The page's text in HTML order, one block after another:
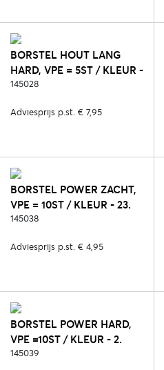
BORSTEL HOUT LANG
HARD, VPE = 5ST / KLEUR -
127. ORANJE
145028
Adviesprijs p.st. € 7,95
BORSTEL POWER ZACHT,
VPE = 10ST / KLEUR - 23.
ROZE
145038
Adviesprijs p.st. € 4,95
BORSTEL POWER HARD,
VPE =10ST / KLEUR - 2.
ZWART
145039